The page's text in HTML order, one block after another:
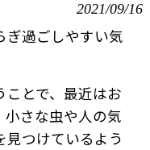
2021/09/16
ぎ過ごしやすい気
ことで、最近はお
さな虫や人の気
見つけているよう